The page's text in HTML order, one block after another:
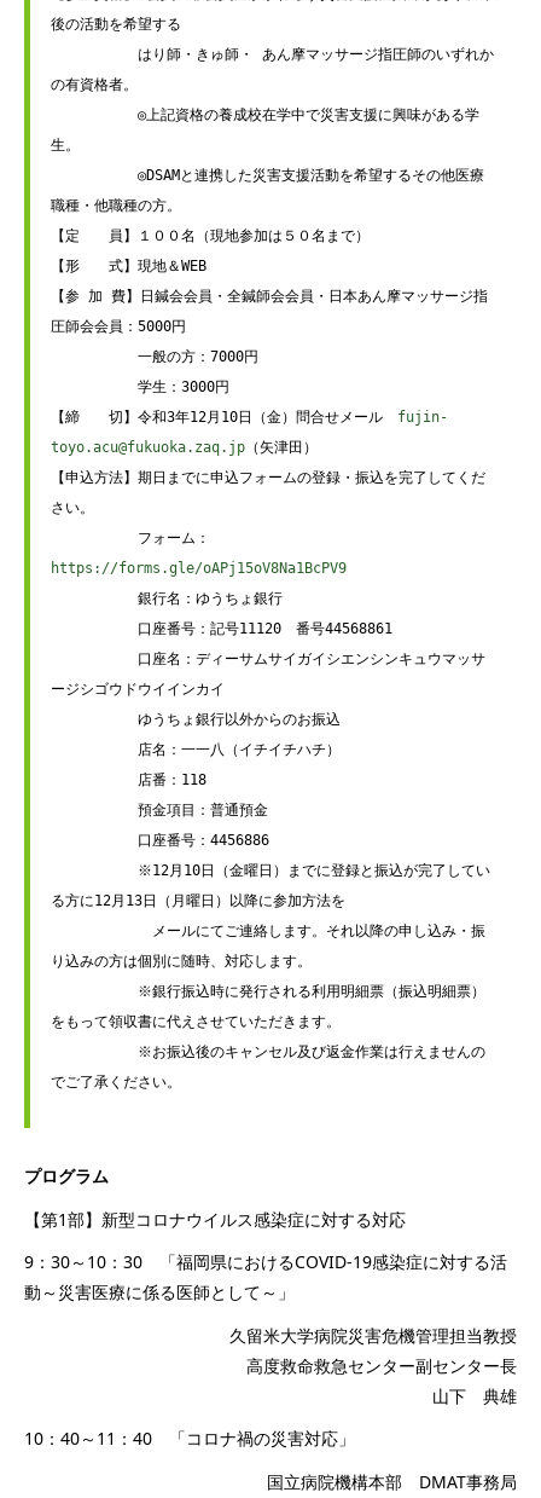
後の活動を希望する
はり師・きゅ師・ あん摩マッサージ指圧師のいずれか
の有資格者。
◎上記資格の養成校在学中で災害支援に興味がある学
生。
◎DSAMと連携した災害支援活動を希望するその他医療
職種・他職種の方。
【定　　員】１００名（現地参加は５０名まで）
【形　　式】現地＆WEB
【参 加 費】日鍼会会員・全鍼師会会員・日本あん摩マッサージ指
圧師会会員：5000円
一般の方：7000円
学生：3000円
【締　　切】令和3年12月10日（金）問合せメール fujin-
toyo.acu@fukuoka.zaq.jp （矢津田）
【申込方法】期日までに申込フォームの登録・振込を完了してくだ
さい。
フォーム：
https://forms.gle/oAPj15oV8Na1BcPV9
銀行名：ゆうちょ銀行
口座番号：記号11120　番号44568861
口座名：ディーサムサイガイシエンシンキュウマッサ
ージシゴウドウイインカイ
ゆうちょ銀行以外からのお振込
店名：一一八（イチイチハチ）
店番：118
預金項目：普通預金
口座番号：4456886
※12月10日（金曜日）までに登録と振込が完了してい
る方に12月13日（月曜日）以降に参加方法を
メールにてご連絡します。それ以降の申し込み・振
り込みの方は個別に随時、対応します。
※銀行振込時に発行される利用明細票（振込明細票）
をもって領収書に代えさせていただきます。
※お振込後のキャンセル及び返金作業は行えませんの
でご了承ください。
プログラム
【第1部】新型コロナウイルス感染症に対する対応
9：30～10：30 「福岡県におけるCOVID-19感染症に対する活
動～災害医療に係る医師として～」
久留米大学病院災害危機管理担当教授
高度救命救急センター副センター長
山下 典雄
10：40～11：40 「コロナ禍の災害対応」
国立病院機構本部 DMAT事務局